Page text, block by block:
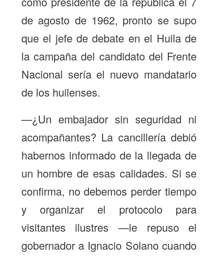
de agosto de 1962, pronto se supo
que el jefe de debate en el Huila de
la campaña del candidato del Frente
Nacional sería el nuevo mandatario
de los huilenses.
—¿Un embajador sin seguridad ni
acompañantes? La cancillería debió
habernos informado de la llegada de
un hombre de esas calidades. Si se
confirma, no debemos perder tiempo
y organizar el protocolo para
visitantes ilustres —le repuso el
gobernador a Ignacio Solano cuando